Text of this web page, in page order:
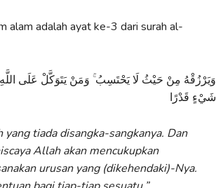
alam adalah ayat ke-3 dari surah al-
وَيَرْزُقْهُ مِنْ حَيْثُ لَا يَحْتَسِبُ ۚ وَمَنْ يَتَوَكَّلْ عَلَى اللَّهِ
شَيْءٍ قَدْرًا
tiada disangka-sangkanya. Dan
Allah akan mencukupkan
urusan yang (dikehendaki)-Nya.